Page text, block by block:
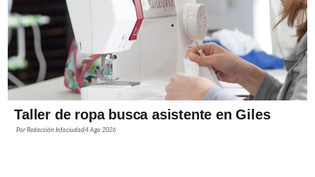
Taller de ropa busca asistente en Giles
PorRedacción Infociudad4 Ago 2026